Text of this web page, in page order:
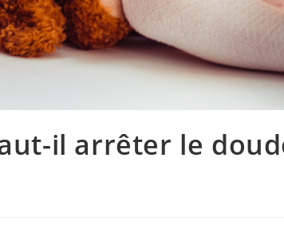
il arrêter le